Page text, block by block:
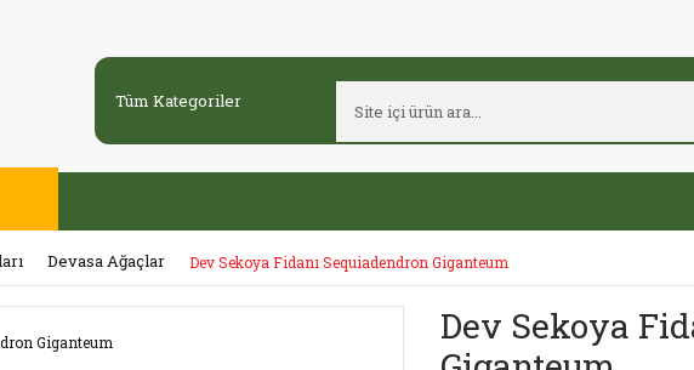
Devasa Ağaçlar Dev Sekoya Fidanı Sequiadendron Giganteum
Dev Sekoya